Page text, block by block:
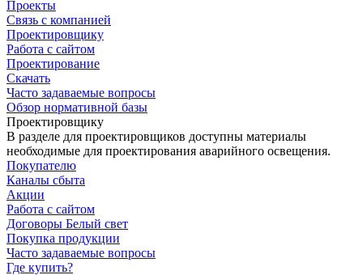
Проекты
Связь с компанией
Проектировщику
Работа с сайтом
Проектирование
Скачать
Часто задаваемые вопросы
Обзор нормативной базы
Проектировщику
В разделе для проектировщиков доступны материалы
необходимые для проектирования аварийного освещения.
Покупателю
Каналы сбыта
Акции
Работа с сайтом
Договоры Белый свет
Покупка продукции
Часто задаваемые вопросы
Где купить?